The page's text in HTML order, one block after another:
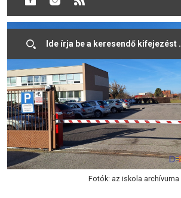
Fotók: az iskola archívuma